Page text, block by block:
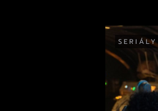
SERIÁLY